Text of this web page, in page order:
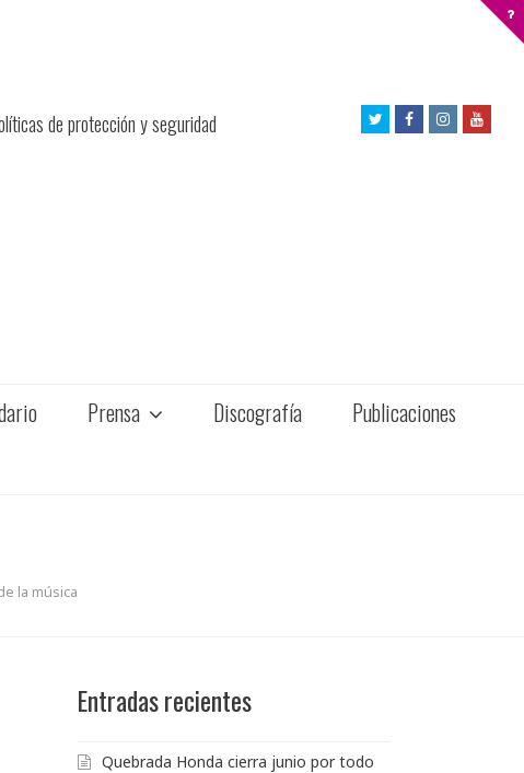
de protección y seguridad
TwitterFacebookInstagram
Prensa Discografía Publicaciones
la música
Entradas recientes
Quebrada Honda cierra junio por todo